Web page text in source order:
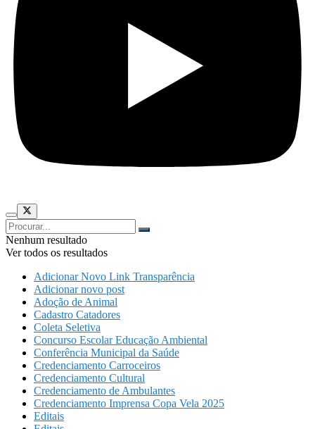
Nenhum resultado
Ver todos os resultados
Adicionar Novo Link Transparência
Adicionar novo post
Adoção de Animal
Cadastro Catadores
Coleta Seletiva
Concurso Escolar Educação Ambiental
Conferência Municipal da Saúde
Credenciamento Carroceiros
Credenciamento Cultural
Credenciamento de Ambulantes
Credenciamento Imprensa Copa Vela 2025
Editais